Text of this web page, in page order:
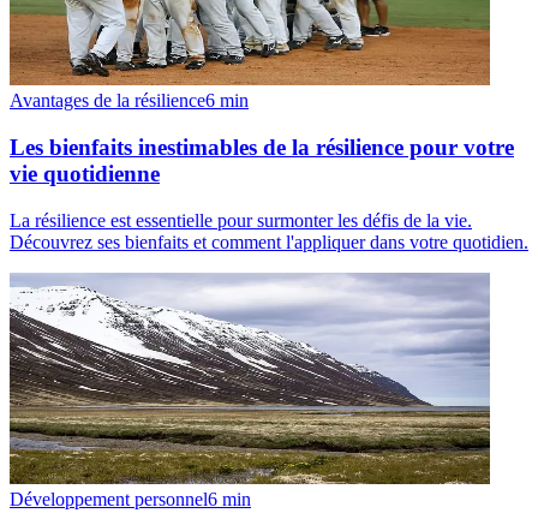
Avantages de la résilience6 min
Les bienfaits inestimables de la résilience pour votre
vie quotidienne
La résilience est essentielle pour surmonter les défis de la vie.
Découvrez ses bienfaits et comment l'appliquer dans votre quotidien.
Développement personnel6 min